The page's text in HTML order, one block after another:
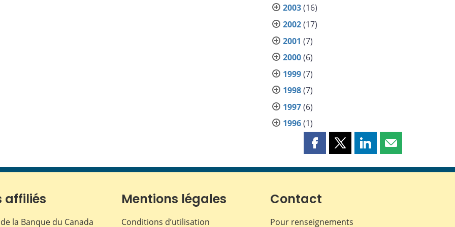
2003(16)
2002(17)
2001 (7)
2000(6)
1999(7)
1998(7)
1997(6)
1996(1)
Partager
page
Facebook
Partager
page
Partager
page
Partager
page
affiliés
la Banque du Canada
Mentions légales
Conditions d’utilisation
Contact
Pour renseignements